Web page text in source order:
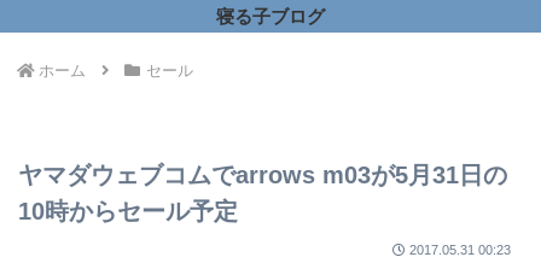
寝る子ブログ
ホーム セール
ヤマダウェブコムでarrows m03が5月31日の
10時からセール予定
2017.05.31 00:23